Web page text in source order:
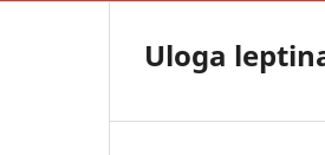
Uloga